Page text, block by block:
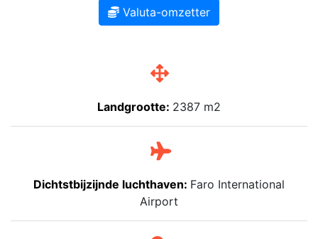
Valuta-omzetter
Landgrootte: 2387 m2
Dichtstbijzijnde luchthaven: Faro International
Airport